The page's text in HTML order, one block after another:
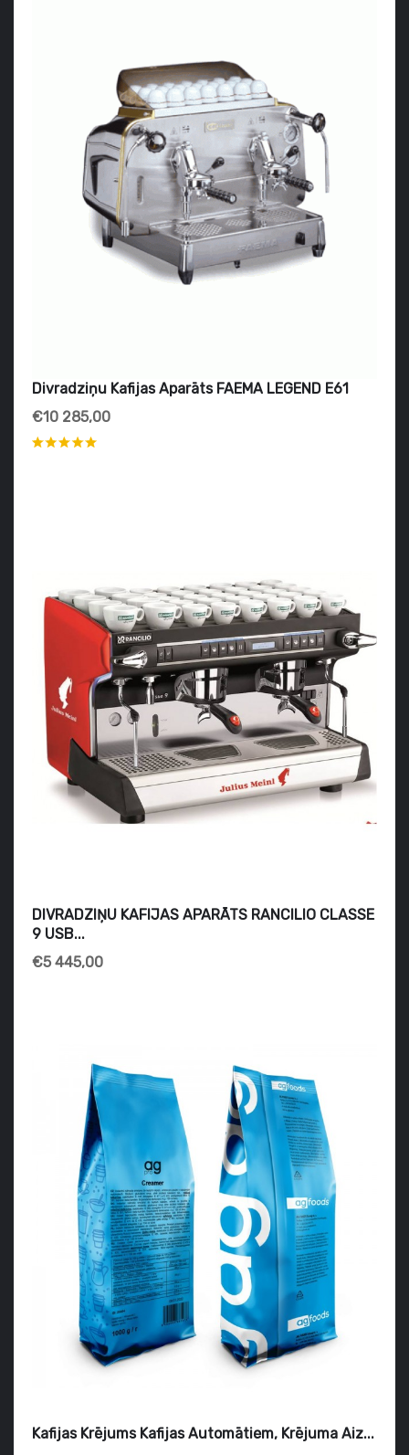
Divradziņu Kafijas Aparāts FAEMA LEGEND E61
€10 285,00
DIVRADZIŅU KAFIJAS APARĀTS RANCILIO CLASSE
9 USB...
€5 445,00
Kafijas Krējums Kafijas Automātiem, Krējuma Aiz...